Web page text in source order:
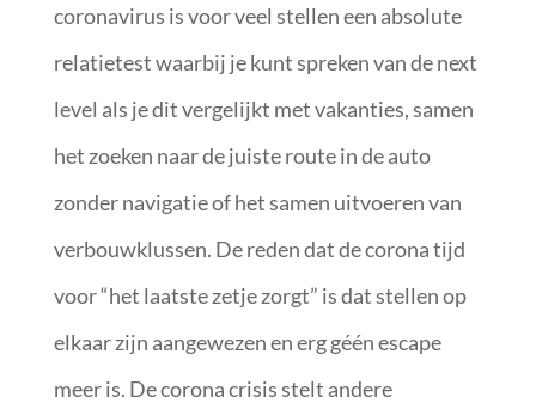
coronavirus is voor veel stellen een absolute
relatietest waarbij je kunt spreken van de next
level als je dit vergelijkt met vakanties, samen
het zoeken naar de juiste route in de auto
zonder navigatie of het samen uitvoeren van
verbouwklussen. De reden dat de corona tijd
voor “het laatste zetje zorgt” is dat stellen op
elkaar zijn aangewezen en erg géén escape
meer is. De corona crisis stelt andere